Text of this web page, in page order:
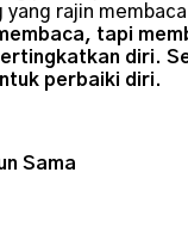
yang rajin
tapi
diri.
perbaiki diri.
Sama